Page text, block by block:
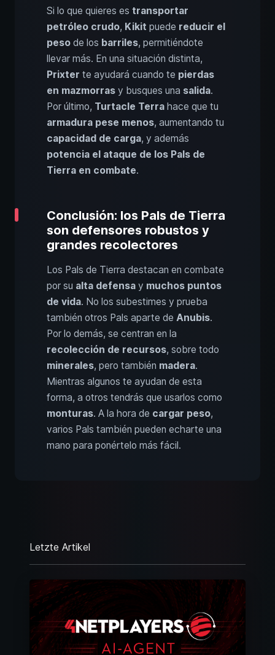
Si lo que quieres es transportar
petróleo crudo, Kikit puede reducir el
peso de los barriles, permitiéndote
llevar más. En una situación distinta,
Prixter te ayudará cuando te pierdas
en mazmorras y busques una salida.
Por último, Turtacle Terra hace que tu
armadura pese menos, aumentando tu
capacidad de carga, y además
potencia el ataque de los Pals de
Tierra en combate.
Conclusión: los Pals de Tierra
son defensores robustos y
grandes recolectores
Los Pals de Tierra destacan en combate
por su alta defensa y muchos puntos
de vida. No los subestimes y prueba
también otros Pals aparte de Anubis.
Por lo demás, se centran en la
recolección de recursos, sobre todo
minerales, pero también madera.
Mientras algunos te ayudan de esta
forma, a otros tendrás que usarlos como
monturas. A la hora de cargar peso,
varios Pals también pueden echarte una
mano para ponértelo más fácil.
Letzte Artikel